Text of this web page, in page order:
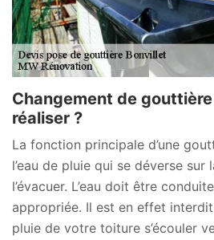
Changement de
réaliser ?
La fonction principale d’une
l’eau de pluie qui se déverse
l’évacuer. L’eau doit être
appropriée. Il est en effet interdit
pluie de votre toiture s’écouler